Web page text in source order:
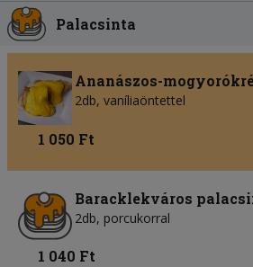
Palacsinta
Ananászos-
2db, vaníliaöntettel
1 050 Ft
Baracklekváros
2db, porcukorral
1 040 Ft